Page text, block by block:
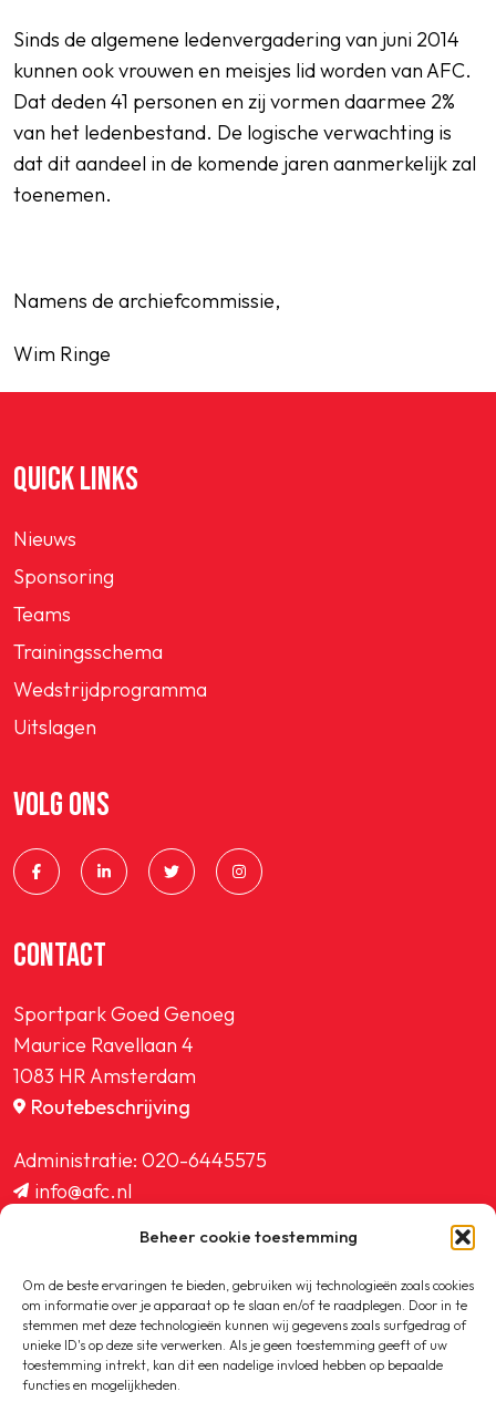
Beheer cookie toestemming
Om de beste ervaringen te bieden, gebruiken wij technologieën zoals cookies
om informatie over je apparaat op te slaan en/of te raadplegen. Door in te
stemmen met deze technologieën kunnen wij gegevens zoals surfgedrag of
unieke ID's op deze site verwerken. Als je geen toestemming geeft of uw
toestemming intrekt, kan dit een nadelige invloed hebben op bepaalde
functies en mogelijkheden.
Sinds de algemene ledenvergadering van juni 2014
kunnen ook vrouwen en meisjes lid worden van AFC.
Dat deden 41 personen en zij vormen daarmee 2%
van het ledenbestand. De logische verwachting is
dat dit aandeel in de komende jaren aanmerkelijk zal
toenemen.
Namens de archiefcommissie,
Wim Ringe
QUICK LINKS
Nieuws
Sponsoring
Teams
Trainingsschema
Wedstrijdprogramma
Uitslagen
VOLG ONS
CONTACT
Sportpark Goed Genoeg
Maurice Ravellaan 4
1083 HR Amsterdam
Routebeschrijving
Administratie: 020-6445575
info@afc.nl
ledenadministratie@afc.nl